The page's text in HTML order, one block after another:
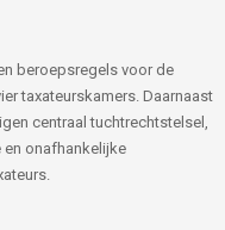
beroepsregels voor de
taxateurskamers. Daarnaast
centraal tuchtrechtstelsel,
en onafhankelijke